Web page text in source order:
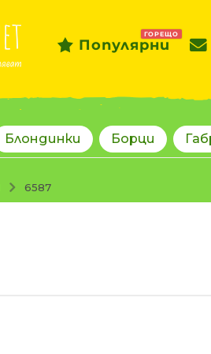
Популярни
ГОРЕЩО
Блондинки Борци
6587